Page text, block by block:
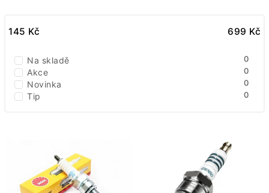
Nejdražší
Abecedně
145 Kč 699 Kč
Na skladě 0
Akce 0
Novinka 0
Tip 0